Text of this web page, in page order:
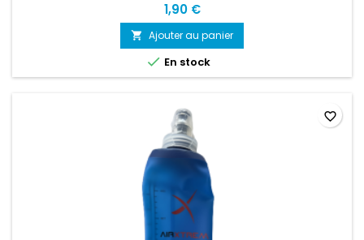
1,90 €
 Ajouter au panier
 En stock
favorite_border